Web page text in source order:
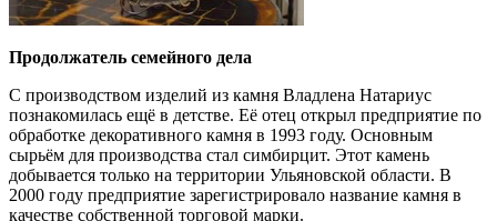
Продолжатель семейного дела
С производством изделий из камня Владлена Натариус
познакомилась ещё в детстве. Её отец открыл предприятие по
обработке декоративного камня в 1993 году. Основным
сырьём для производства стал симбирцит. Этот камень
добывается только на территории Ульяновской области. В
2000 году предприятие зарегистрировало название камня в
качестве собственной торговой марки.